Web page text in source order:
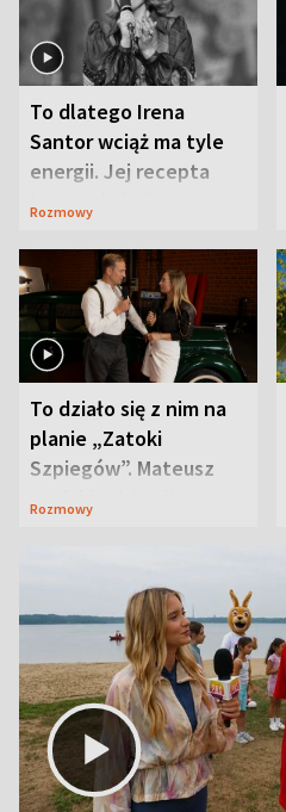
To dlatego Irena
Santor wciąż ma tyle
energii. Jej recepta
jest zaskakująco
Rozmowy
To działo się z nim na
planie „Zatoki
Szpiegów”. Mateusz
Janicki odsłonił
Rozmowy